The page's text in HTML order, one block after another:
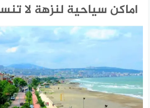
اماكن سياحية لنزهة لا